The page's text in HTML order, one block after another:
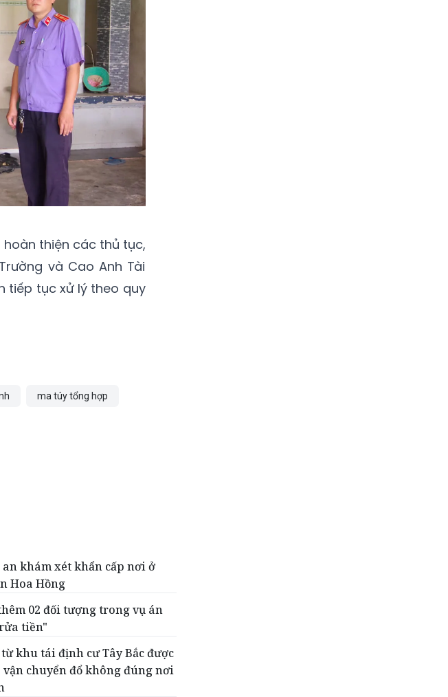
hoàn thiện các thủ tục,
và Cao Anh Tài
tiếp tục xử lý theo quy
ma túy tổng hợp
an khám xét khẩn cấp nơi ở
Hoa Hồng
02 đối tượng trong vụ án
tiền"
khu tái định cư Tây Bắc được
vận chuyển đổ không đúng nơi